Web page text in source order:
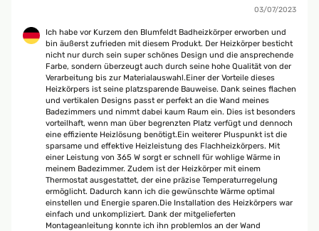
03/07/2023
Ich habe vor Kurzem den Blumfeldt Badheizkörper erworben und
bin äußerst zufrieden mit diesem Produkt. Der Heizkörper besticht
nicht nur durch sein super schönes Design und die ansprechende
Farbe, sondern überzeugt auch durch seine hohe Qualität von der
Verarbeitung bis zur Materialauswahl.Einer der Vorteile dieses
Heizkörpers ist seine platzsparende Bauweise. Dank seines flachen
und vertikalen Designs passt er perfekt an die Wand meines
Badezimmers und nimmt dabei kaum Raum ein. Dies ist besonders
vorteilhaft, wenn man über begrenzten Platz verfügt und dennoch
eine effiziente Heizlösung benötigt.Ein weiterer Pluspunkt ist die
sparsame und effektive Heizleistung des Flachheizkörpers. Mit
einer Leistung von 365 W sorgt er schnell für wohlige Wärme in
meinem Badezimmer. Zudem ist der Heizkörper mit einem
Thermostat ausgestattet, der eine präzise Temperaturregelung
ermöglicht. Dadurch kann ich die gewünschte Wärme optimal
einstellen und Energie sparen.Die Installation des Heizkörpers war
einfach und unkompliziert. Dank der mitgelieferten
Montageanleitung konnte ich ihn problemlos an der Wand